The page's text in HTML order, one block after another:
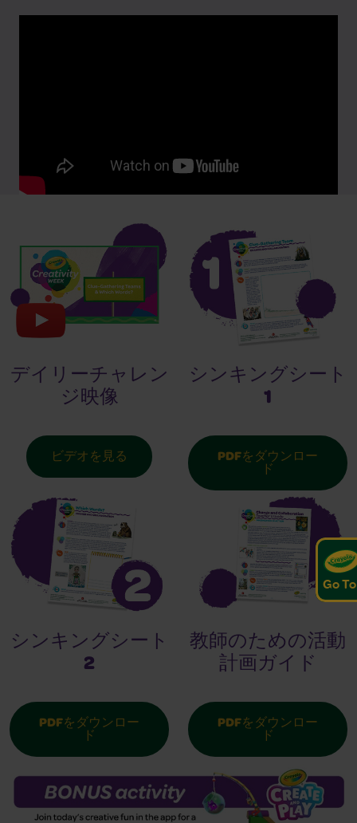
Go To
デイリーチャレン
ジ映像
ビデオを見る
シンキングシート
1
PDFをダウンロー
ド
シンキングシート
2
PDFをダウンロー
ド
教師のための活動
計画ガイド
PDFをダウンロー
ド